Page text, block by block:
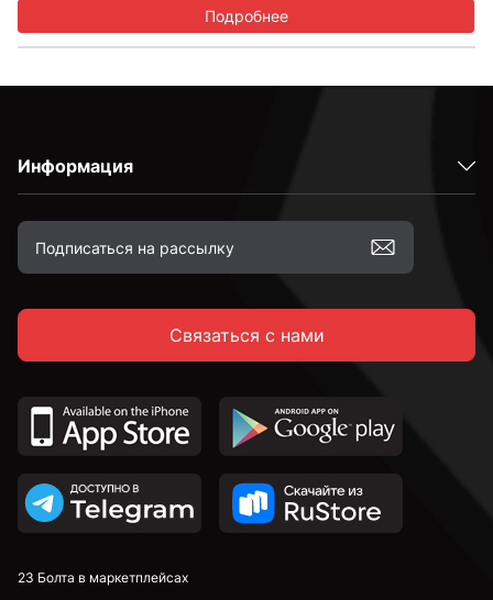
Подробнее
Информация
Связаться с нами
23 Болта в маркетплейсах